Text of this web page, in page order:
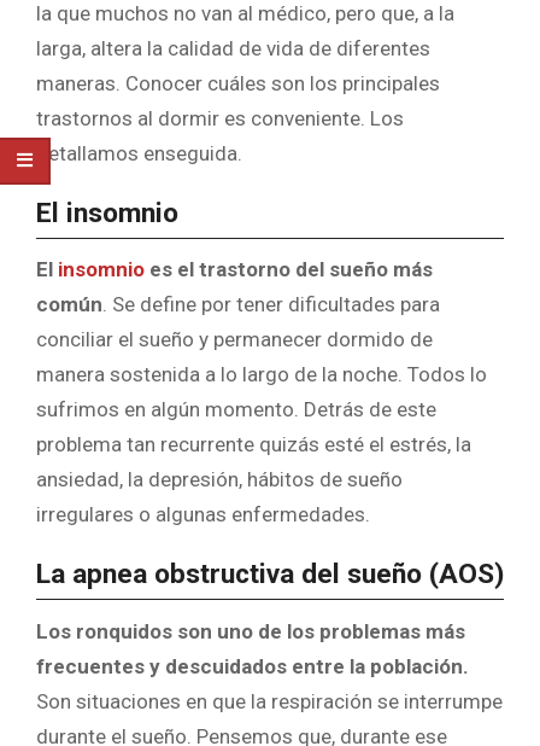
la que muchos no van al médico, pero que, a la
larga, altera la calidad de vida de diferentes
maneras. Conocer cuáles son los principales
trastornos al dormir es conveniente. Los
detallamos enseguida.
El insomnio
El insomnio es el trastorno del sueño más
común. Se define por tener dificultades para
conciliar el sueño y permanecer dormido de
manera sostenida a lo largo de la noche. Todos lo
sufrimos en algún momento. Detrás de este
problema tan recurrente quizás esté el estrés, la
ansiedad, la depresión, hábitos de sueño
irregulares o algunas enfermedades.
La apnea obstructiva del sueño (AOS)
Los ronquidos son uno de los problemas más
frecuentes y descuidados entre la población.
Son situaciones en que la respiración se interrumpe
durante el sueño. Pensemos que, durante ese